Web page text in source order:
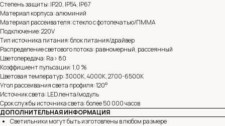
Степень защиты: IP20, IP54, IP67
Материал корпуса: алюминий
Материал рассеивателя: стекло с фотопечатью/ПММА
Подключение: 220V
Тип источника питания: блок питания/драйвер
Распределение светового потока: равномерный, рассеянный
Цветопередача: Ra> 80
Коэффициент пульсации: 1,0 %
Цветовая температур: 3000К, 4000K, 2700-6500К
Угол рассеивания света профиля: 120°
Источник света: LED лента/модуль
Срок службы источника света: более 50 000 часов
ДОПОЛНИТЕЛЬНАЯ ИНФОРМАЦИЯ
Светильники могут быть изготовлены в любом размере